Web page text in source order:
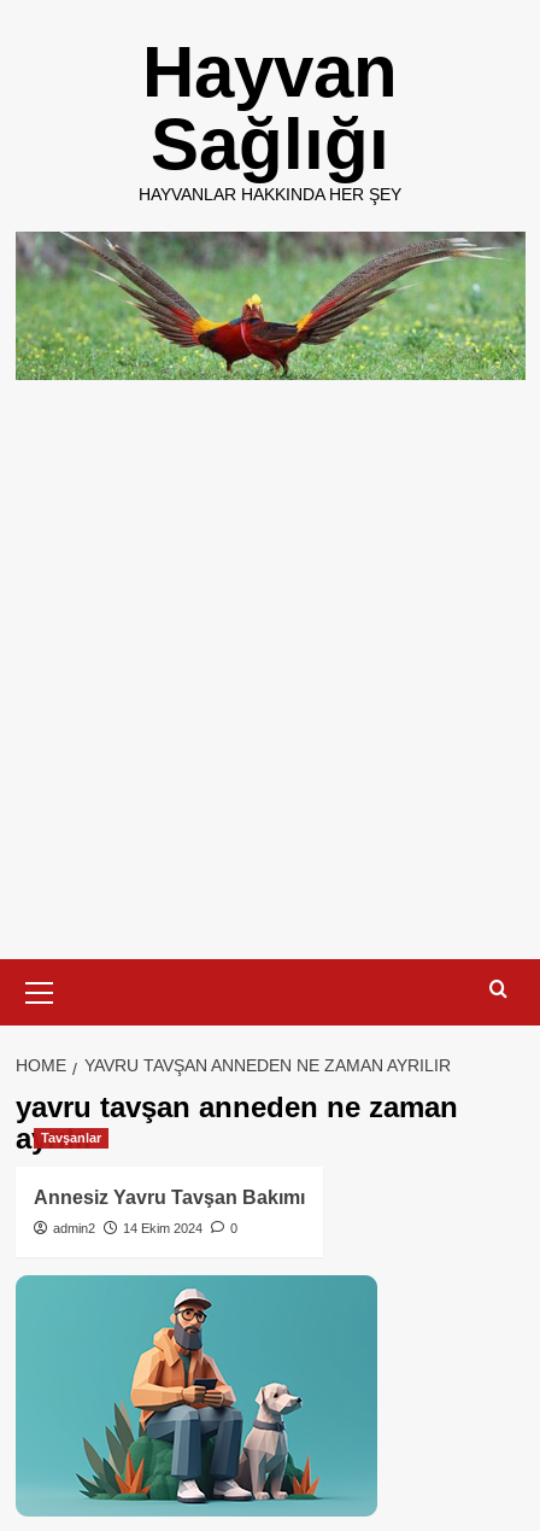
Hayvan
Sağlığı
HAYVANLAR HAKKINDA HER ŞEY
Menu
HOME YAVRU TAVŞAN ANNEDEN NE ZAMAN AYRILIR
yavru tavşan anneden ne zaman
ayrılır
Tavşanlar
Annesiz Yavru Tavşan Bakımı
admin2 14 Ekim 2024 0